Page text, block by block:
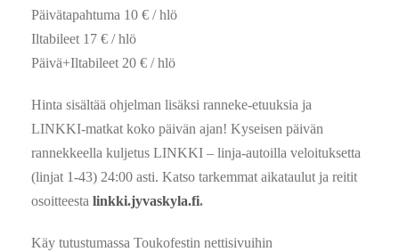
Päivätapahtuma 10 € / hlö
Iltabileet 17 € / hlö
Päivä+Iltabileet 20 € / hlö
Hinta sisältää ohjelman lisäksi ranneke-etuuksia ja
LINKKI-matkat koko päivän ajan! Kyseisen päivän
rannekkeella kuljetus LINKKI – linja-autoilla veloituksetta
(linjat 1-43) 24:00 asti. Katso tarkemmat aikataulut ja reitit
osoitteesta linkki.jyvaskyla.fi.
Käy tutustumassa Toukofestin nettisivuihin